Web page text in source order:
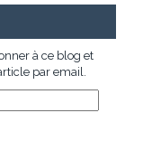
à ce blog et
par email.